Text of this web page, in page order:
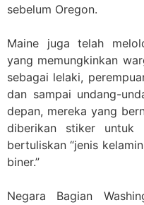
sebelum Oregon.
Maine juga telah
yang memungkinkan
sebagai lelaki,
dan sampai undang-
depan, mereka yang
diberikan stiker untuk
bertuliskan “jenis
biner.”
Negara Bagian